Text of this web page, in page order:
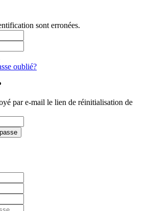
sont erronées.
oublié?
par e-mail le lien de réinitialisation de